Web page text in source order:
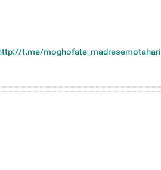
t.me/moghofate_madresemotahari